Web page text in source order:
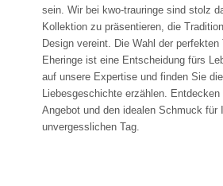
sein. Wir bei kwo-trauringe sind stolz
Kollektion zu präsentieren, die
Design vereint. Die Wahl der perfekten
Eheringe ist eine Entscheidung fürs
auf unsere Expertise und finden Sie
Liebesgeschichte erzählen.
Angebot und den idealen Schmuck für
unvergesslichen Tag.